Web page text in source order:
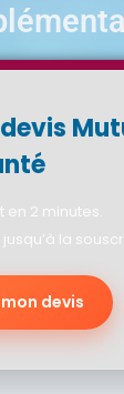
en 2 minutes.
la
devis